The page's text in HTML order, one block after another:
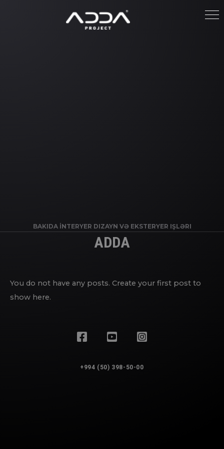
BAKIDA İNTERYER DIZAYN VƏ EKSTERYER IŞLƏRI
ADDA
You do not have any posts. Create your first post to
show here.
+994 (50) 398-50-00